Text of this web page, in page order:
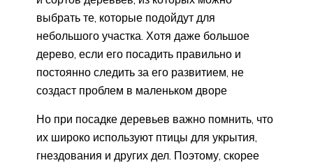
выбрать те, которые подойдут для
небольшого участка. Хотя даже большое
дерево, если его посадить правильно и
постоянно следить за его развитием, не
создаст проблем в маленьком дворе
Но при посадке деревьев важно помнить, что
их широко используют птицы для укрытия,
гнездования и других дел. Поэтому, скорее